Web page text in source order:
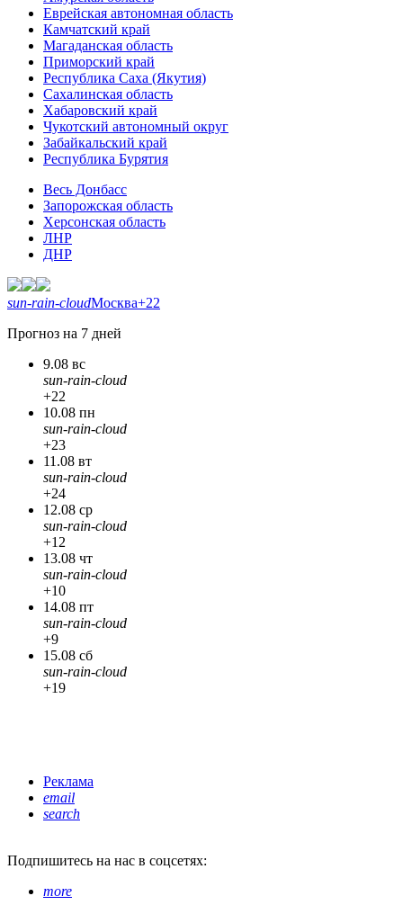
Еврейская автономная область
Камчатский край
Магаданская область
Приморский край
Республика Саха (Якутия)
Сахалинская область
Хабаровский край
Чукотский автономный округ
Забайкальский край
Республика Бурятия
Весь Донбасс
Запорожская область
Херсонская область
ЛНР
ДНР
sun-rain-cloudМосква+22
Прогноз на 7 дней
9.08 вс
sun-rain-cloud
+22
10.08 пн
sun-rain-cloud
+23
11.08 вт
sun-rain-cloud
+24
12.08 ср
sun-rain-cloud
+12
13.08 чт
sun-rain-cloud
+10
14.08 пт
sun-rain-cloud
+9
15.08 сб
sun-rain-cloud
+19
Реклама
email
search
Подпишитесь на нас в соцсетях:
more